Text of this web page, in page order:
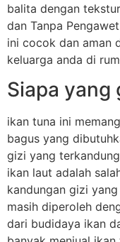
balita dengan
dan Tanpa
ini cocok dan aman
keluarga anda di
Siapa yang
ikan tuna ini
bagus yang
gizi yang
ikan laut adalah
kandungan gizi
masih diperoleh
dari budidaya ikan